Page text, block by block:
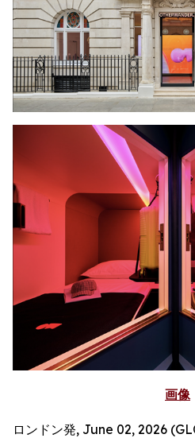
画像
ロンドン発, June 02, 2026